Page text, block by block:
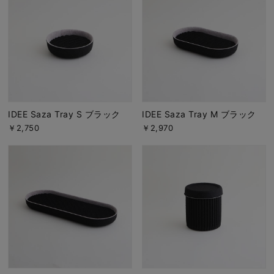
IDEE Saza Tray S ブラック
￥2,750
IDEE Saza Tray M ブラック
￥2,970